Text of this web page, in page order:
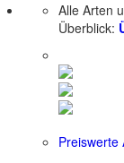
Alle Arten
Überblick:
Preiswerte